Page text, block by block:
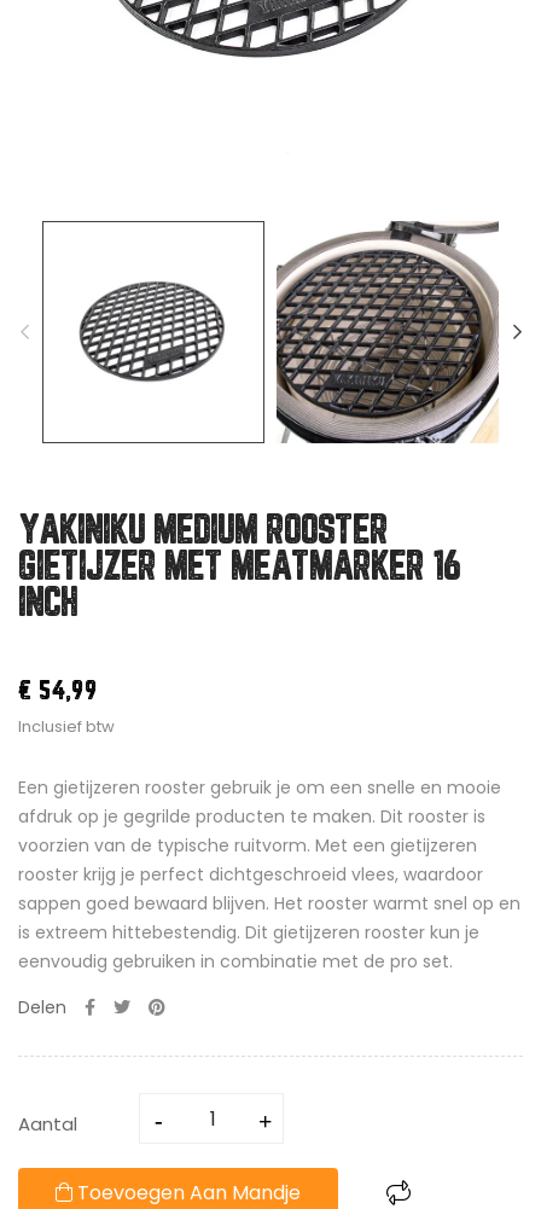
YAKINIKU MEDIUM ROOSTER
GIETIJZER MET MEATMARKER 16
INCH
€ 54,99
Inclusief btw
Een gietijzeren rooster gebruik je om een snelle en mooie
afdruk op je gegrilde producten te maken. Dit rooster is
voorzien van de typische ruitvorm. Met een gietijzeren
rooster krijg je perfect dichtgeschroeid vlees, waardoor
sappen goed bewaard blijven. Het rooster warmt snel op en
is extreem hittebestendig. Dit gietijzeren rooster kun je
eenvoudig gebruiken in combinatie met de pro set.
Delen
Aantal
Toevoegen Aan Mandje